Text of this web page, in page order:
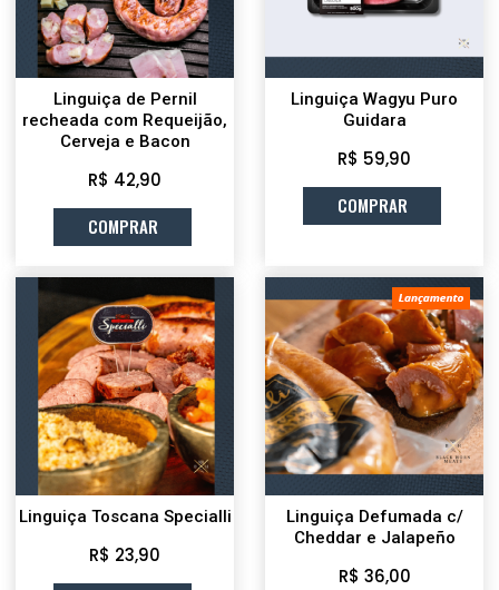
Linguiça de Pernil
recheada com Requeijão,
Cerveja e Bacon
R$ 42,90
COMPRAR
Linguiça Wagyu Puro
Guidara
R$ 59,90
COMPRAR
Linguiça Toscana Specialli
R$ 23,90
Linguiça Defumada c/
Cheddar e Jalapeño
R$ 36,00